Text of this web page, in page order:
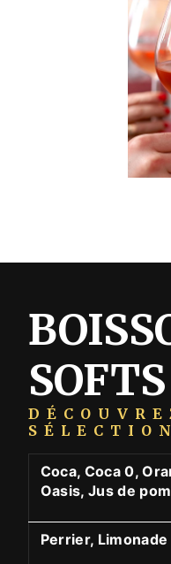
SOFTS
SÉLECTION
Coca, Coca 0,
Oasis, Jus de
Perrier, Limonade